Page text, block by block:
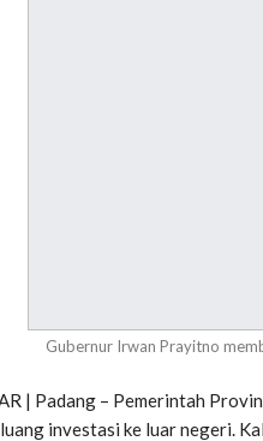
Gubernur Irwan Prayitno
| Padang – Pemerintah
investasi ke luar negeri.